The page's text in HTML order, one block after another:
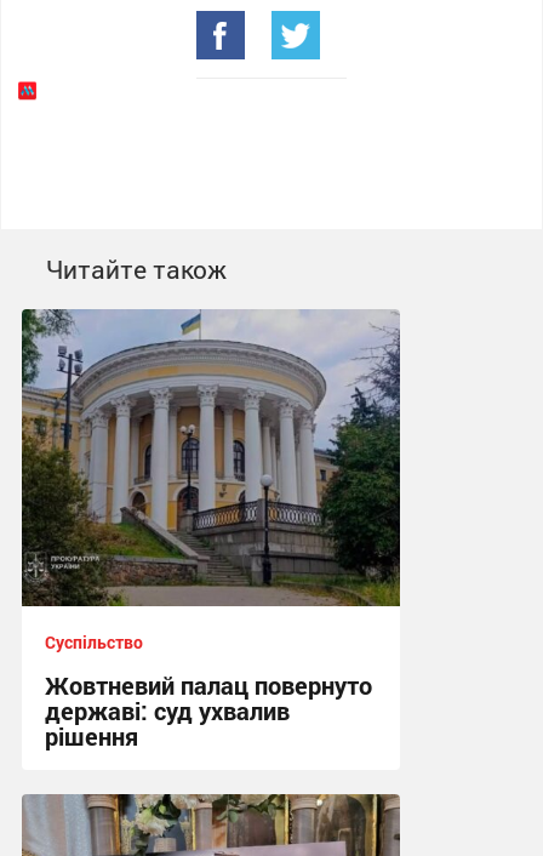
Читайте також
Суспільство
Жовтневий палац повернуто
державі: суд ухвалив
рішення
22:38 сьогодні